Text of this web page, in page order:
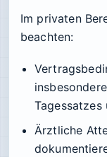
Im privaten
beachten:
Ärztliche